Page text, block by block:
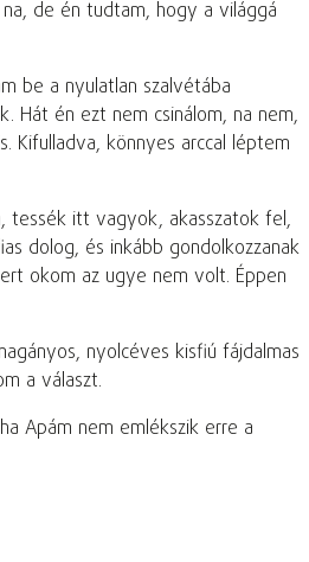
de én tudtam, hogy a világgá
be a nyulatlan szalvétába
Hát én ezt nem csinálom, na nem,
Kifulladva, könnyes arccal léptem
tessék itt vagyok, akasszatok fel,
dolog, és inkább gondolkozzanak
okom az ugye nem volt. Éppen
nyolcéves kisfiú fájdalmas
a választ.
Apám nem emlékszik erre a